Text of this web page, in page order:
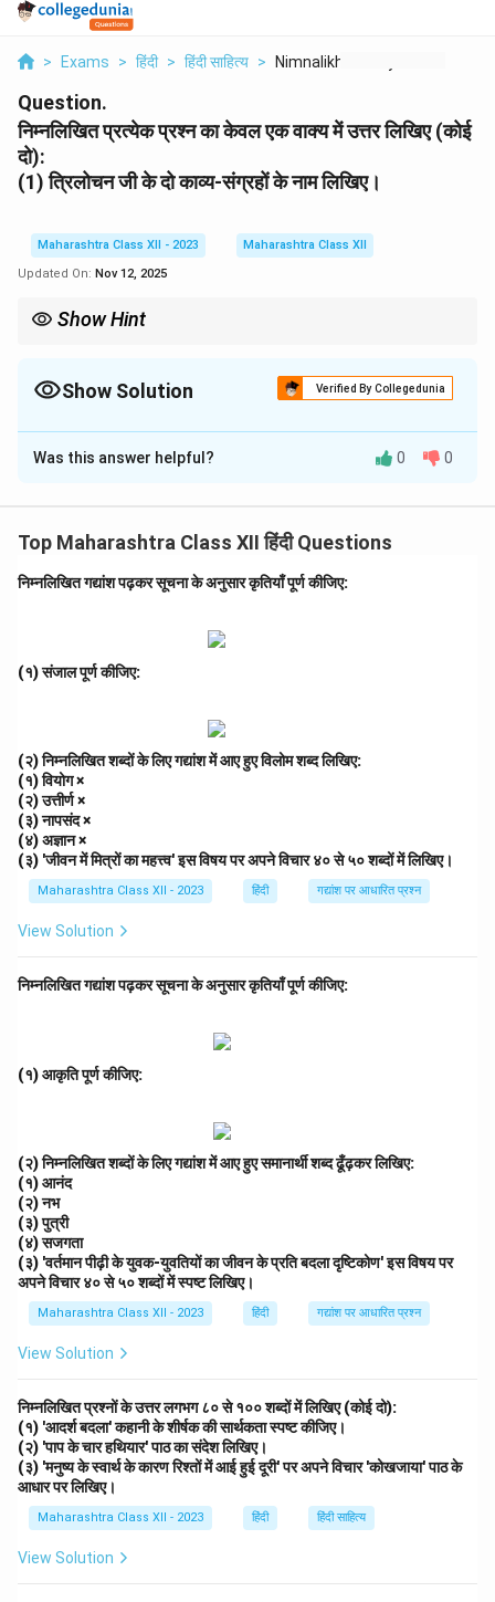
> Exams > हिंदी > हिंदी साहित्य > Nimnalikhit Pratyek ...
Question.
निम्नलिखित प्रत्येक प्रश्न का केवल एक वाक्य में उत्तर लिखिए (कोई
दो):
(1) त्रिलोचन जी के दो काव्य-संग्रहों के नाम लिखिए।
Maharashtra Class XII - 2023
Maharashtra Class XII
Updated On: Nov 12, 2025
Show Hint
Show Solution Verified By Collegedunia
Solution and Explanation
Step 1: प्रश्न की व्याख्या.
जिनकी रचनाओं में जनजीवन और यथार्थ का सशक्त चित्रण मिलता
है।
त्रिलोचन जी के काव्य-संग्रहों में "धरती" और "गुलाब और बुलबुल"
प्रमुख हैं। इन संग्रहों में कवि ने मानव जीवन, श्रम, समाज और संवेदना
Step 3: निष्कर्ष.
अतः त्रिलोचन जी के दो काव्य-संग्रह हैं — "धरती" और "गुलाब और
बुलबुल"। ये उनके साहित्यिक योगदान के उत्कृष्ट उदाहरण हैं।
Download Solution in PDF
Was this answer helpful? 0 0
Top Maharashtra Class XII हिंदी Questions
निम्नलिखित गद्यांश पढ़कर सूचना के अनुसार कृतियाँ पूर्ण कीजिए:
(१) संजाल पूर्ण कीजिए:
(२) निम्नलिखित शब्दों के लिए गद्यांश में आए हुए विलोम शब्द लिखिए:
(१) वियोग ×
(२) उत्तीर्ण ×
(३) नापसंद ×
(४) अज्ञान ×
(३) 'जीवन में मित्रों का महत्त्व' इस विषय पर अपने विचार ४० से ५० शब्दों में लिखिए।
Maharashtra Class XII - 2023 हिंदी गद्यांश पर आधारित प्रश्न
View Solution
निम्नलिखित गद्यांश पढ़कर सूचना के अनुसार कृतियाँ पूर्ण कीजिए:
(१) आकृति पूर्ण कीजिए:
(२) निम्नलिखित शब्दों के लिए गद्यांश में आए हुए समानार्थी शब्द ढूँढ़कर लिखिए:
(१) आनंद
(२) नभ
(३) पुत्री
(४) सजगता
(३) 'वर्तमान पीढ़ी के युवक-युवतियों का जीवन के प्रति बदला दृष्टिकोण' इस विषय पर
अपने विचार ४० से ५० शब्दों में स्पष्ट लिखिए।
Maharashtra Class XII - 2023 हिंदी गद्यांश पर आधारित प्रश्न
View Solution
निम्नलिखित प्रश्नों के उत्तर लगभग ८० से १०० शब्दों में लिखिए (कोई दो):
(१) 'आदर्श बदला' कहानी के शीर्षक की सार्थकता स्पष्ट कीजिए।
(२) 'पाप के चार हथियार' पाठ का संदेश लिखिए।
(३) 'मनुष्य के स्वार्थ के कारण रिश्तों में आई हुई दूरी' पर अपने विचार 'कोखजाया' पाठ के
आधार पर लिखिए।
Maharashtra Class XII - 2023 हिंदी हिंदी साहित्य
View Solution